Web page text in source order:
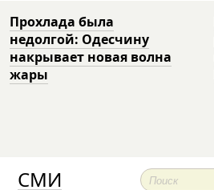
Прохлада была
недолгой: Одесчину
накрывает новая волна
жары
СМИ